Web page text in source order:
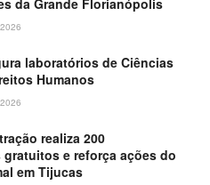
laboratórios de Ciências
Humanos
realiza 200
e reforça ações do
em Tijucas